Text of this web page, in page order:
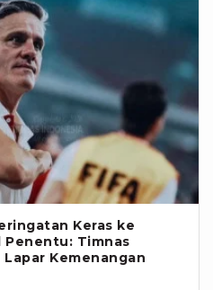
Keras ke
Penentu: Timnas
Kemenangan